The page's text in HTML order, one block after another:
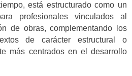
está estructurado como un
profesionales vinculados al
de obras, complementando los
de carácter estructural o
más centrados en el desarrollo